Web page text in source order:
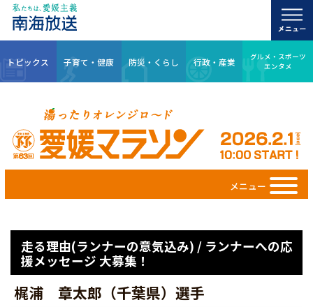
トピックス 子育て・健康 防災・くらし 行政・産業
グルメ・スポーツ
エンタメ
メニュー
走る理由(ランナーの意気込み) / ランナーへの応
援メッセージ 大募集！
梶浦 章太郎（千葉県）選手